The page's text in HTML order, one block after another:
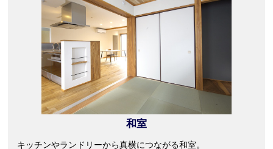
和室
キッチンやランドリーから真横につながる和室。